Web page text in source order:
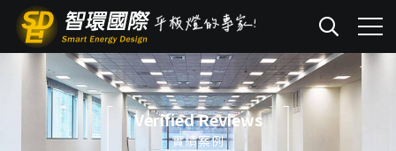
Verified Reviews
實績案例